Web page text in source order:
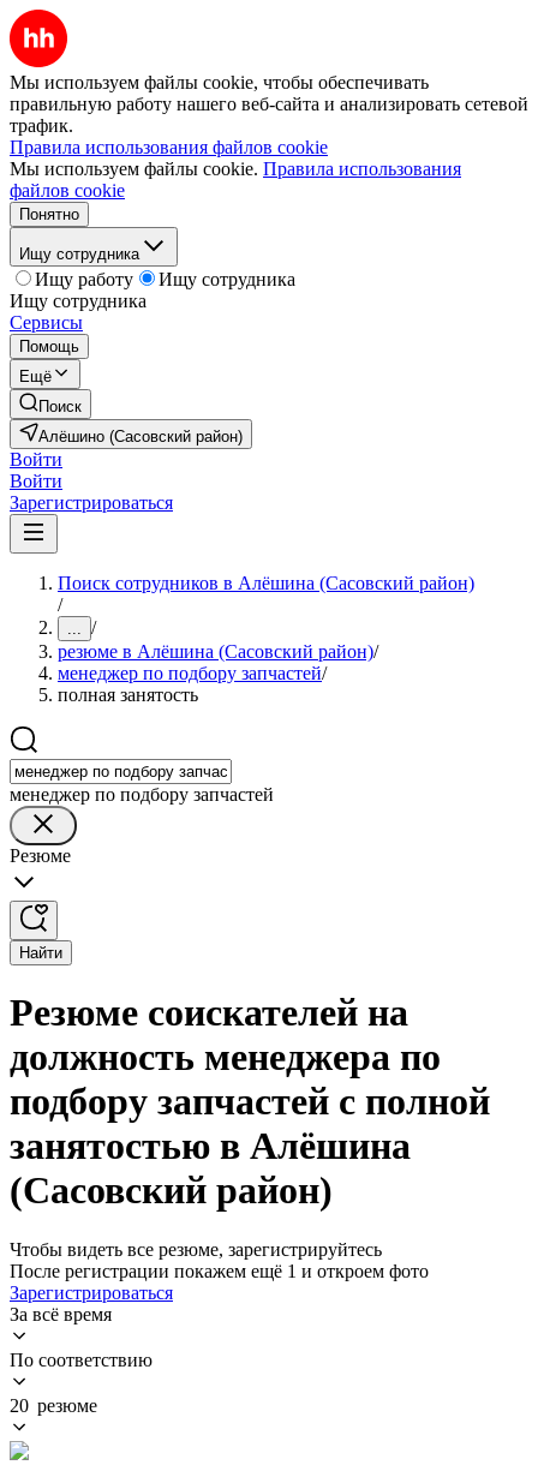
Мы используем файлы cookie, чтобы обеспечивать
правильную работу нашего веб-сайта и анализировать сетевой
трафик.
Правила использования файлов cookie
Мы используем файлы cookie. Правила использования
файлов cookie
Понятно
Ищу сотрудника
Ищу работу
Ищу сотрудника
Ищу сотрудника
Сервисы
Помощь
Ещё
Поиск
Алёшино (Сасовский район)
Войти
Войти
Зарегистрироваться
Поиск сотрудников в Алёшина (Сасовский район)
/
... /
резюме в Алёшина (Сасовский район)/
менеджер по подбору запчастей/
полная занятость
менеджер по подбору запчастей
Резюме
Найти
Резюме соискателей на
должность менеджера по
подбору запчастей с полной
занятостью в Алёшина
(Сасовский район)
Чтобы видеть все резюме, зарегистрируйтесь
После регистрации покажем ещё 1 и откроем фото
Зарегистрироваться
За всё время
По соответствию
20 резюме